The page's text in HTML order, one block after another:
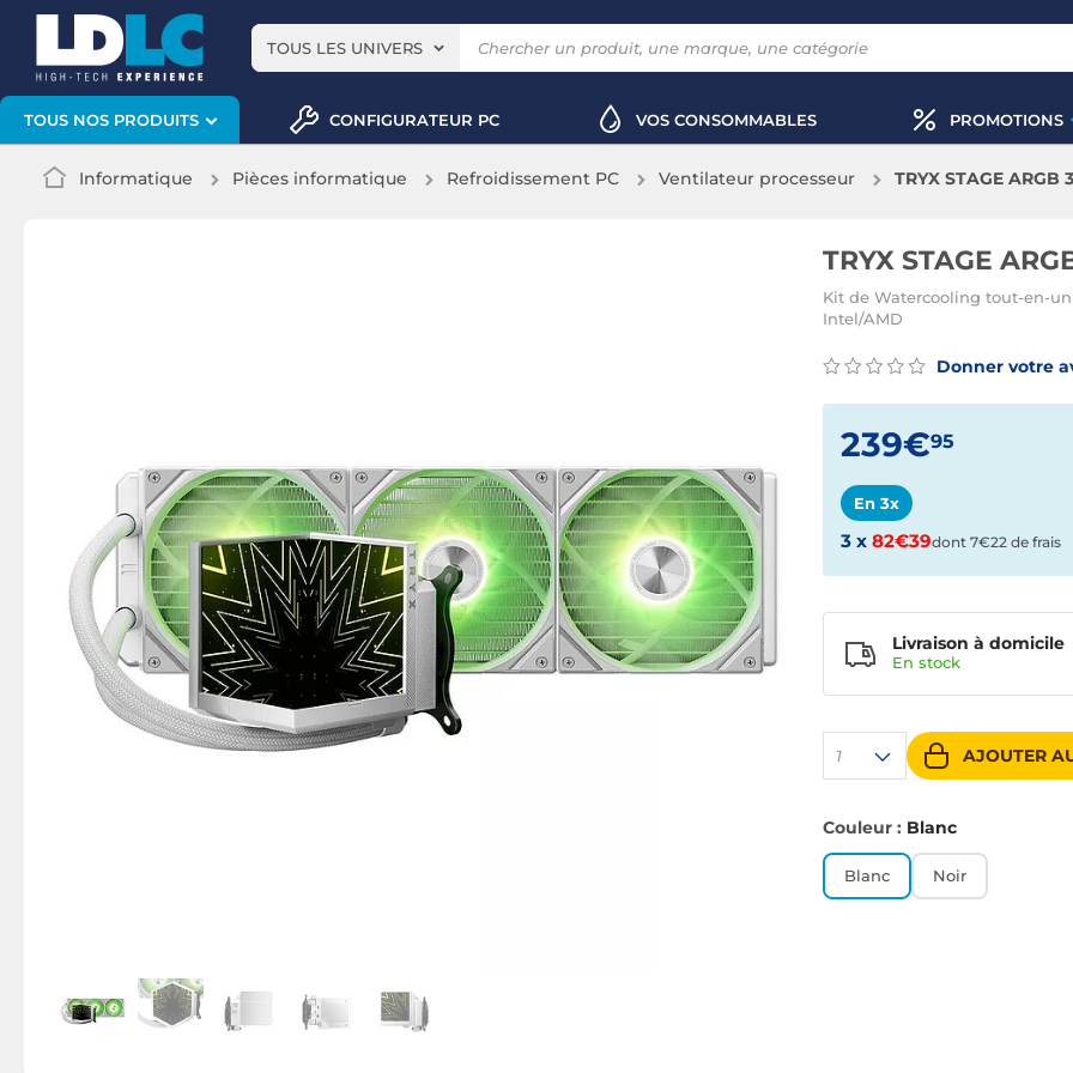
TOUS LES UNIVERS
TOUS NOS PRODUITS CONFIGURATEUR PC VOS CONSOMMABLES PROMOTIONS
Informatique Pièces informatique Refroidissement PC Ventilateur processeur TRYX STAGE ARGB
TRYX STAGE
Kit de Watercooling tout-en-
Intel/AMD
Donner votre
239€95
En 3x
3 x 82€39dont 7€22 de frais
1 AJOUTER
Livraison à domicile
En stock
Couleur : Blanc
Blanc Noir